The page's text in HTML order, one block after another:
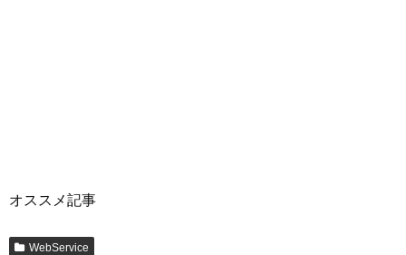
オススメ記事
WebService